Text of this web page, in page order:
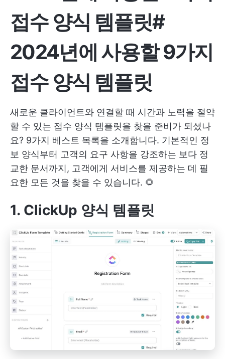
접수 양식 템플릿#
2024년에 사용할 9가지
접수 양식 템플릿
새로운 클라이언트와 연결할 때 시간과 노력을 절약
할 수 있는 접수 양식 템플릿을 찾을 준비가 되셨나
요? 9가지 베스트 목록을 소개합니다. 기본적인 정
보 양식부터 고객의 요구 사항을 강조하는 보다 정
교한 문서까지, 고객에게 서비스를 제공하는 데 필
요한 모든 것을 찾을 수 있습니다. 🌻
1. ClickUp 양식 템플릿